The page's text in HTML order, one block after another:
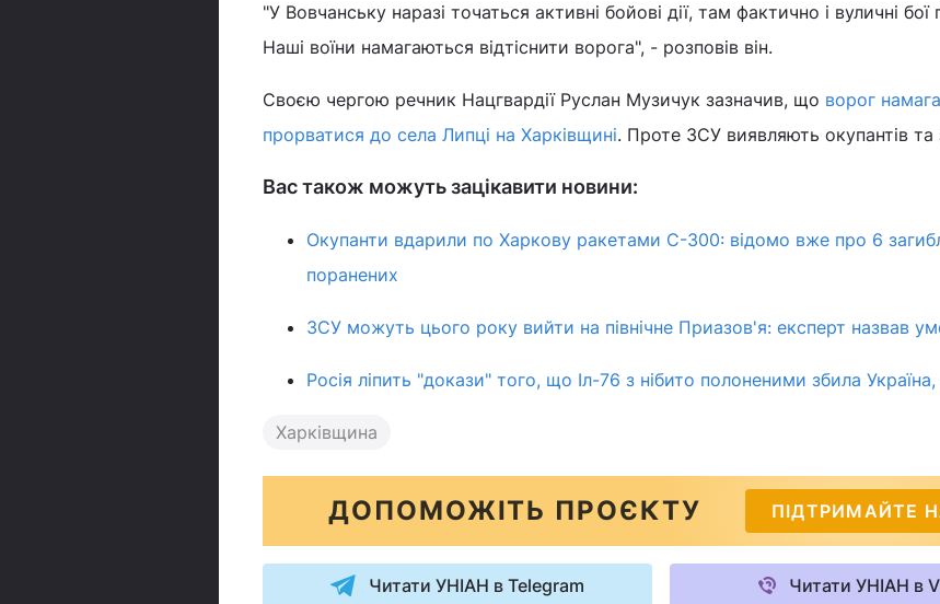
"У Вовчанську наразі точаться активні бойові дії, там фактично і вуличні бої
Наші воїни намагаються відтіснити ворога", - розповів він.
Своєю чергою речник Нацгвардії Руслан Музичук зазначив, що ворог
прорватися до села Липці на Харківщині. Проте ЗСУ виявляють окупантів
Вас також можуть зацікавити новини:
Окупанти вдарили по Харкову ракетами С-300: відомо вже про 6
поранених
ЗСУ можуть цього року вийти на північне Приазов'я: експерт назвав
Росія ліпить "докази" того, що Іл-76 з нібито полоненими збила
Харківщина
ДОПОМОЖІТЬ ПРОЄКТУ ПІДТРИМАЙТЕ
Читати УНІАН в Telegram Читати УНІАН в